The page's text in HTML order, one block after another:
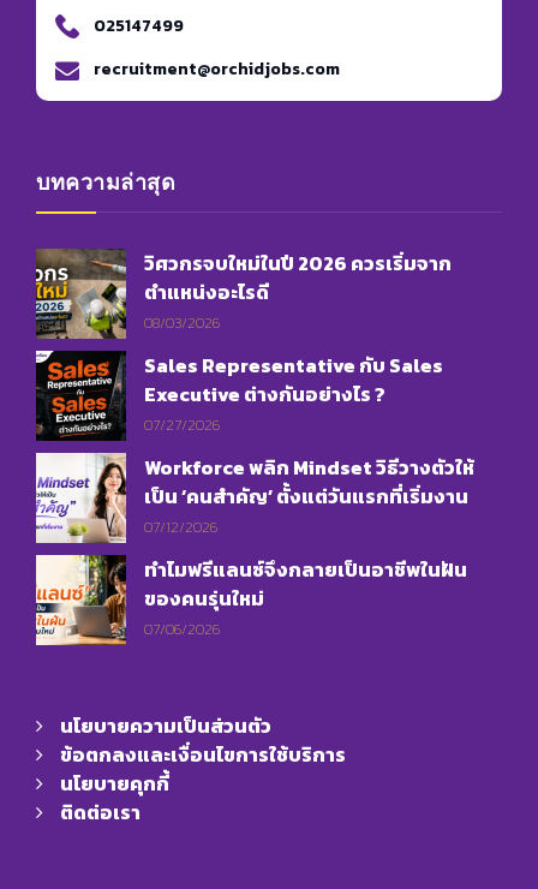
025147499
recruitment@orchidjobs.com
บทความล่าสุด
วิศวกรจบใหม่ในปี 2026 ควรเริ่มจาก
ตำแหน่งอะไรดี
08/03/2026
Sales Representative กับ Sales
Executive ต่างกันอย่างไร ?
07/27/2026
Workforce พลิก Mindset วิธีวางตัวให้
เป็น ‘คนสำคัญ’ ตั้งแต่วันแรกที่เริ่มงาน
07/12/2026
ทำไมฟรีแลนซ์จึงกลายเป็นอาชีพในฝัน
ของคนรุ่นใหม่
07/06/2026
นโยบายความเป็นส่วนตัว
ข้อตกลงและเงื่อนไขการใช้บริการ
นโยบายคุกกี้
ติดต่อเรา